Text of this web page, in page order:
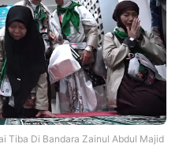
Tiba Di Bandara Zainul Abdul Majid